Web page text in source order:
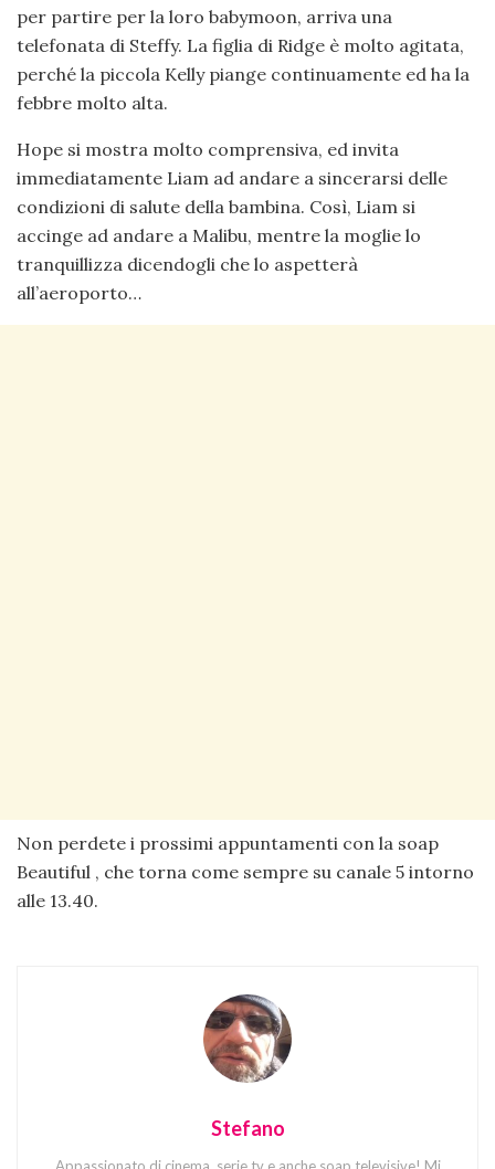
per partire per la loro babymoon, arriva una
telefonata di Steffy. La figlia di Ridge è molto agitata,
perché la piccola Kelly piange continuamente ed ha la
febbre molto alta.
Hope si mostra molto comprensiva, ed invita
immediatamente Liam ad andare a sincerarsi delle
condizioni di salute della bambina. Così, Liam si
accinge ad andare a Malibu, mentre la moglie lo
tranquillizza dicendogli che lo aspetterà
all’aeroporto…
Non perdete i prossimi appuntamenti con la soap
Beautiful , che torna come sempre su canale 5 intorno
alle 13.40.
Stefano
Appassionato di cinema, serie tv e anche soap televisive! Mi